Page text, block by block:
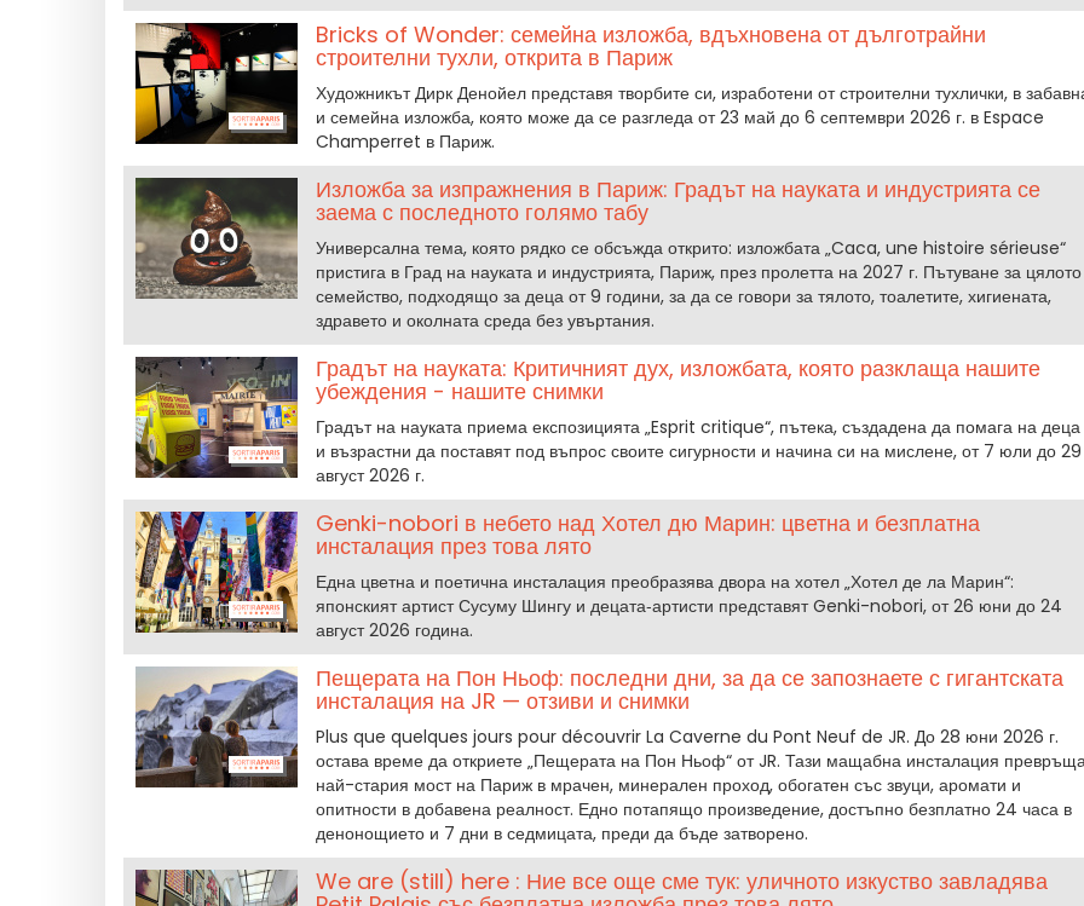
Bricks of Wonder: семейна изложба, вдъхновена от дълготрайни
строителни тухли, открита в Париж
Художникът Дирк Денойел представя творбите си, изработени от строителни тухлички, в
и семейна изложба, която може да се разгледа от 23 май до 6 септември 2026 г. в Espace
Champerret в Париж.
Изложба за изпражнения в Париж: Градът на науката и индустрията се
заема с последното голямо табу
Универсална тема, която рядко се обсъжда открито: изложбата „Caca, une histoire sérieuse“
пристига в Град на науката и индустрията, Париж, през пролетта на 2027 г. Пътуване за цялото
семейство, подходящо за деца от 9 години, за да се говори за тялото, тоалетите, хигиената,
здравето и околната среда без увъртания.
Градът на науката: Критичният дух, изложбата, която разклаща нашите
убеждения - нашите снимки
Градът на науката приема експозицията „Esprit critique“, пътека, създадена да помага на деца
и възрастни да поставят под въпрос своите сигурности и начина си на мислене, от 7 юли до 29
август 2026 г.
Genki-nobori в небето над Хотел дю Марин: цветна и безплатна
инсталация през това лято
Една цветна и поетична инсталация преобразява двора на хотел „Хотел де ла Марин“:
японският артист Сусуму Шингу и децата‑артисти представят Genki-nobori, от 26 юни до 24
август 2026 година.
Пещерата на Пон Ньоф: последни дни, за да се запознаете с гигантската
инсталация на JR — отзиви и снимки
Plus que quelques jours pour découvrir La Caverne du Pont Neuf de JR. До 28 юни 2026 г.
остава време да откриете „Пещерата на Пон Ньоф“ от JR. Тази мащабна инсталация
най-стария мост на Париж в мрачен, минерален проход, обогатен със звуци, аромати и
опитности в добавена реалност. Едно потапящо произведение, достъпно безплатно 24 часа в
денонощието и 7 дни в седмицата, преди да бъде затворено.
We are (still) here : Ние все още сме тук: уличното изкуство завладява